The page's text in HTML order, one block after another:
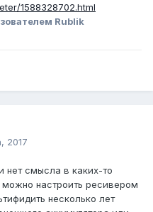
1588328702.html
Rublik
2017
нет смысла в каких-то
настроить ресивером
несколько лет